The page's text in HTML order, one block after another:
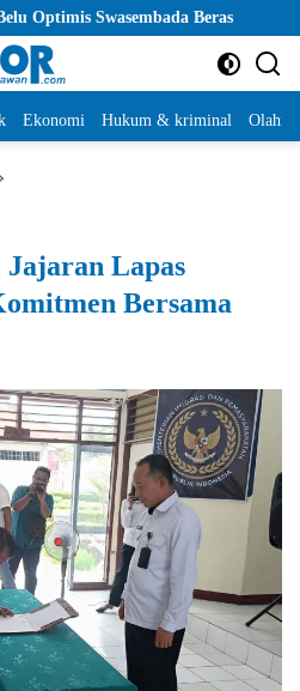
Beras Musim
Ekonomi Hukum & kriminal
Lapas
Bersama